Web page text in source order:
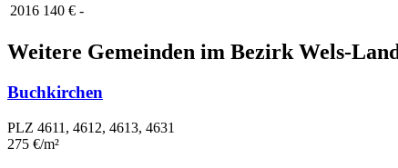
2016 140 € -
Weitere Gemeinden im Bezirk Wels-Land
Buchkirchen
PLZ 4611, 4612, 4613, 4631
275 €/m²